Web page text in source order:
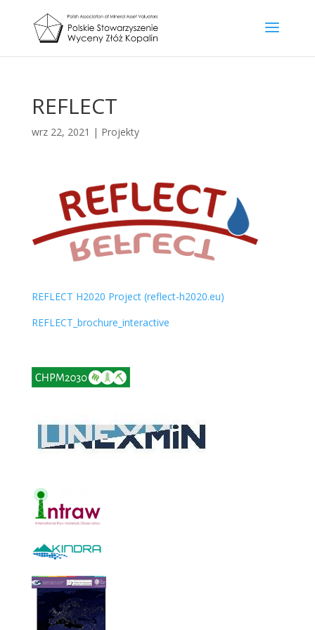
REFLECT
wrz 22, 2021 | Projekty
REFLECT H2020 Project (reflect-h2020.eu)
REFLECT_brochure_interactive